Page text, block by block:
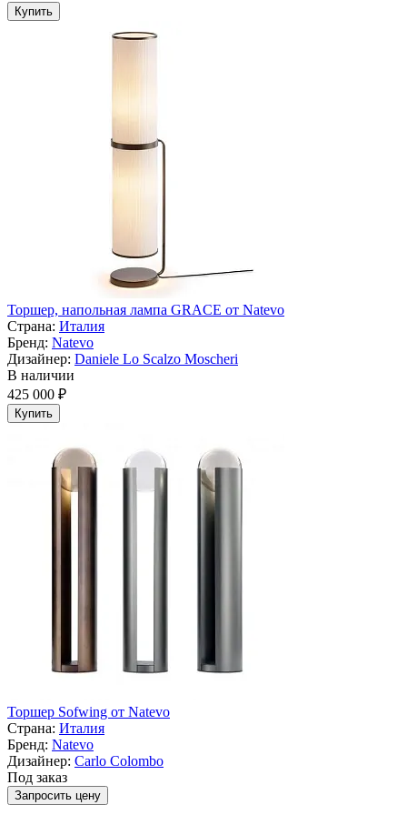
Купить
Торшер, напольная лампа GRACE от Natevo
Страна: Италия
Бренд: Natevo
Дизайнер: Daniele Lo Scalzo Moscheri
В наличии
425 000 ₽
Купить
Торшер Sofwing от Natevo
Страна: Италия
Бренд: Natevo
Дизайнер: Carlo Colombo
Под заказ
Запросить цену